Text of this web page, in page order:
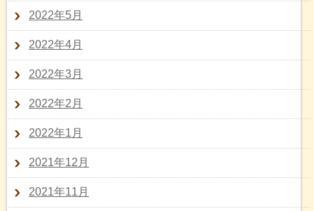
2022年5月
2022年4月
2022年3月
2022年2月
2022年1月
2021年12月
2021年11月